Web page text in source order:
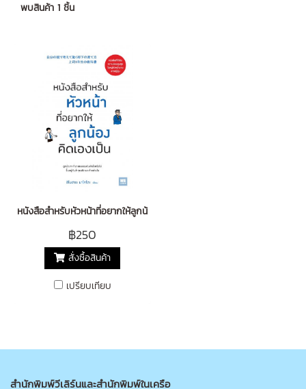
พบสินค้า 1 ชิ้น
หนังสือสำหรับหัวหน้าที่อยากให้ลูกน้องคิดเองเป็น (自分の頭で考えて動く
฿250
สั่งซื้อสินค้า
เปรียบเทียบ
สำนักพิมพ์วีเลิร์นและสำนักพิมพ์ในเครือ